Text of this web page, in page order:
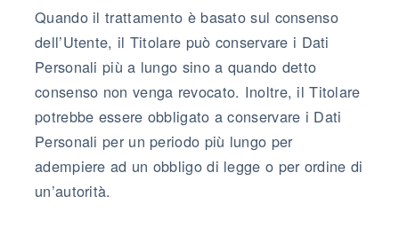
Quando il trattamento è basato sul consenso
dell’Utente, il Titolare può conservare i Dati
Personali più a lungo sino a quando detto
consenso non venga revocato. Inoltre, il Titolare
potrebbe essere obbligato a conservare i Dati
Personali per un periodo più lungo per
adempiere ad un obbligo di legge o per ordine di
un’autorità.